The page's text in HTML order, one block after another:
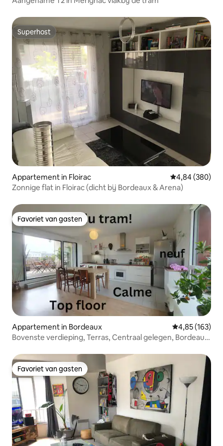
Superhost
Superhost
Appartement in Floirac Gemiddelde
4,84 (380)
Zonnige flat in Floirac (dicht bij Bordeaux & Arena)
Favoriet van gasten
Favoriet van gasten
Appartement in Bordeaux Gemiddelde
4,85 (163)
Bovenste verdieping, Terras, Centraal gelegen, Bordeaux
Favoriet van gasten
Favoriet van gasten